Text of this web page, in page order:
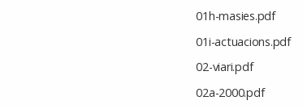
01h-masies.pdf
01i-actuacions.pdf
02-viari.pdf
02a-2000.pdf